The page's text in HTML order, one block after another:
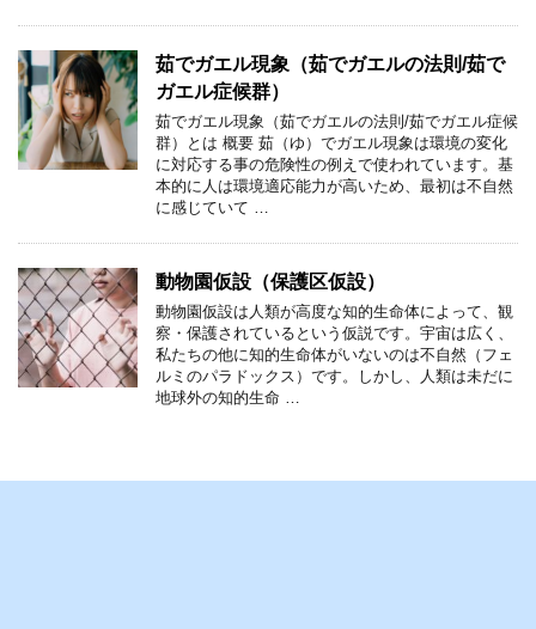
茹でガエル現象（茹でガエルの法則/茹で
ガエル症候群）
茹でガエル現象（茹でガエルの法則/茹でガエル症候
群）とは 概要 茹（ゆ）でガエル現象は環境の変化
に対応する事の危険性の例えで使われています。基
本的に人は環境適応能力が高いため、最初は不自然
に感じていて …
動物園仮設（保護区仮設）
動物園仮設は人類が高度な知的生命体によって、観
察・保護されているという仮説です。宇宙は広く、
私たちの他に知的生命体がいないのは不自然（フェ
ルミのパラドックス）です。しかし、人類は未だに
地球外の知的生命 …